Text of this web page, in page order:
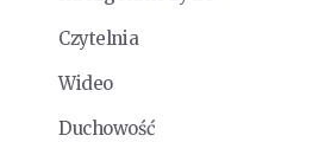
Czytelnia
Wideo
Duchowość